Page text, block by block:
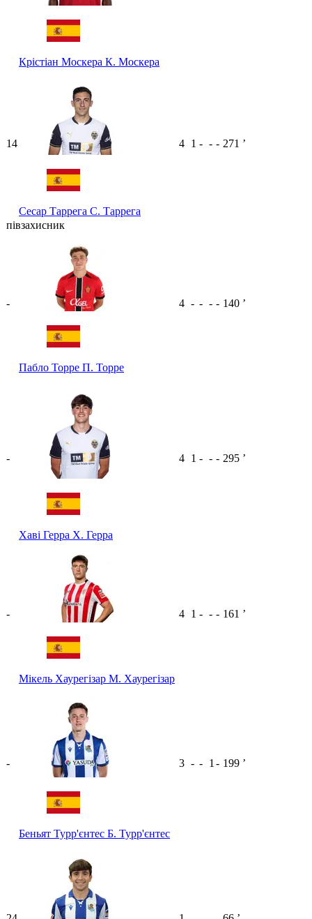
Крістіан Москера К. Москера
14
Сесар Таррега С. Таррега
4 1 - - - 271 ʼ
півзахисник
-
Пабло Торре П. Торре
4 - - - - 140 ʼ
-
Хаві Герра Х. Герра
4 1 - - - 295 ʼ
-
Мікель Хаурегізар М. Хаурегізар
4 1 - - - 161 ʼ
-
Беньят Турр'єнтес Б. Турр'єнтес
3 - - 1 - 199 ʼ